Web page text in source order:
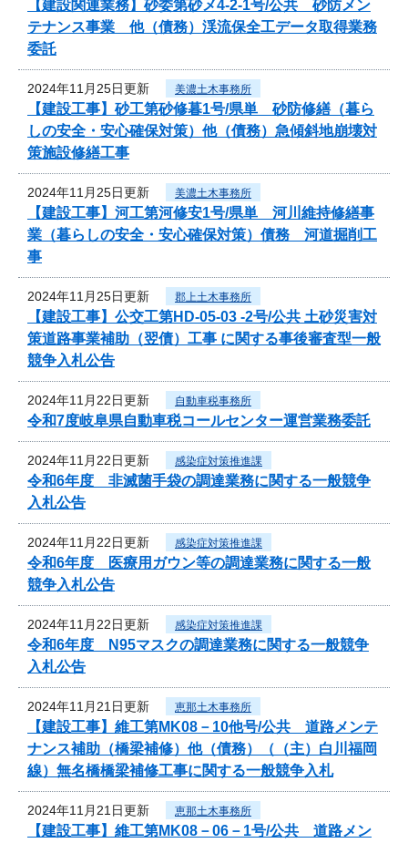
【建設関連業務】砂委第砂メ4-2-1号/公共 砂防メン
テナンス事業 他（債務）渓流保全工データ取得業務
委託
2024年11月25日更新 美濃土木事務所
【建設工事】砂工第砂修暮1号/県単 砂防修繕（暮ら
しの安全・安心確保対策）他（債務）急傾斜地崩壊対
策施設修繕工事
2024年11月25日更新 美濃土木事務所
【建設工事】河工第河修安1号/県単 河川維持修繕事
業（暮らしの安全・安心確保対策）債務 河道掘削工
事
2024年11月25日更新 郡上土木事務所
【建設工事】公交工第HD-05-03 -2号/公共 土砂災害対
策道路事業補助（翌債）工事 に関する事後審査型一般
競争入札公告
2024年11月22日更新 自動車税事務所
令和7度岐阜県自動車税コールセンター運営業務委託
2024年11月22日更新 感染症対策推進課
令和6年度 非滅菌手袋の調達業務に関する一般競争
入札公告
2024年11月22日更新 感染症対策推進課
令和6年度 医療用ガウン等の調達業務に関する一般
競争入札公告
2024年11月22日更新 感染症対策推進課
令和6年度 N95マスクの調達業務に関する一般競争
入札公告
2024年11月21日更新 恵那土木事務所
【建設工事】維工第MK08－10他号/公共 道路メンテ
ナンス補助（橋梁補修）他（債務）（（主）白川福岡
線）無名橋橋梁補修工事に関する一般競争入札
2024年11月21日更新 恵那土木事務所
【建設工事】維工第MK08－06－1号/公共 道路メン